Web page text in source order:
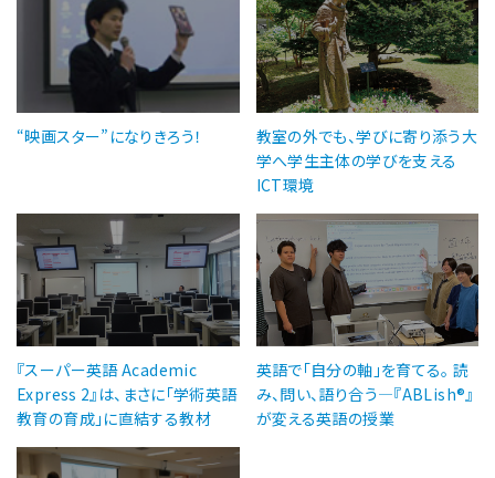
“映画スター”になりきろう！
教室の外でも、学びに寄り添う大
学へ学生主体の学びを支える
ICT環境
『スーパー英語 Academic
Express 2』は、まさに「学術英語
教育の育成」に直結する教材
英語で「自分の軸」を育てる。 読
み、問い、語り合う―『ABLish®』
が変える英語の授業